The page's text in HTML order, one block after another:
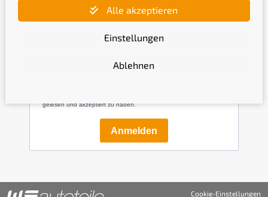
gelesen und akzeptiert zu haben.
Anmelden
Cookie-Einstellungen
Alle akzeptieren
Einstellungen
Ablehnen